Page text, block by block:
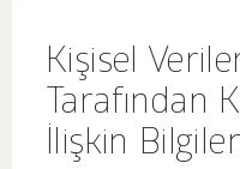
Kişisel
Tarafından
İlişkin